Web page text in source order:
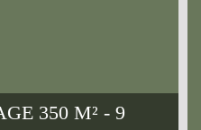
350 M² - 9